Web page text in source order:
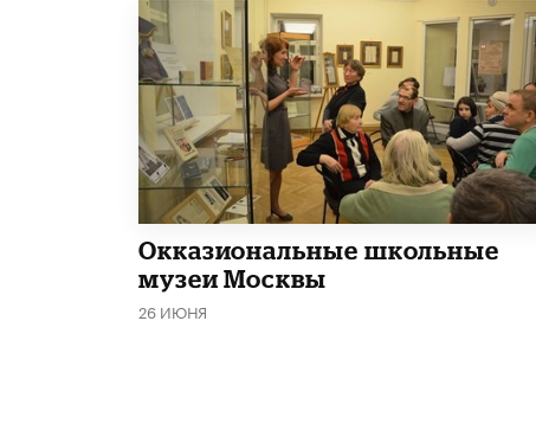
​Окказиональные школьные
музеи Москвы
26 ИЮНЯ